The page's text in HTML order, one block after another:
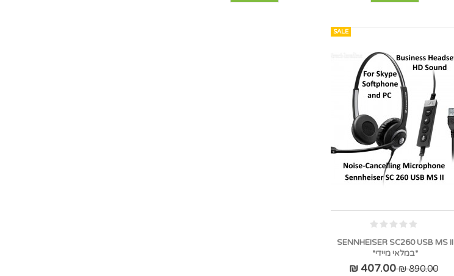
SALE
SENNHEISER SC260 USB MS II
*במלאי מיידי*
890.00 ₪
407.00 ₪